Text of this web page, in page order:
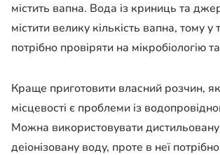
містить вапна. Вода із криниць та
містити велику кількість вапна, тому
потрібно провіряти на мікробіологію
Краще приготовити власний розчин,
місцевості є проблеми із
Можна використовувати
деіонізовану воду, проте в неї